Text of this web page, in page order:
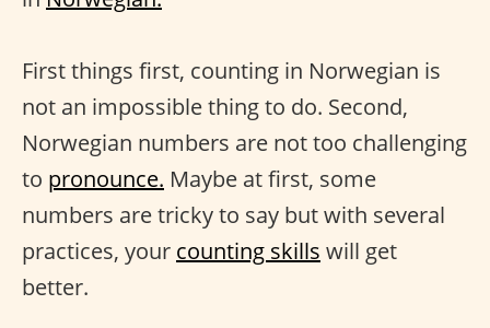
First things first, counting in Norwegian is
not an impossible thing to do. Second,
Norwegian numbers are not too challenging
to pronounce. Maybe at first, some
numbers are tricky to say but with several
practices, your counting skills will get
better.